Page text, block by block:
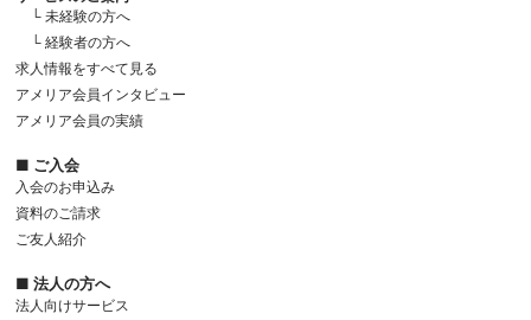
└ 未経験の方へ
└ 経験者の方へ
求人情報をすべて見る
アメリア会員インタビュー
アメリア会員の実績
■ ご入会
入会のお申込み
資料のご請求
ご友人紹介
■ 法人の方へ
法人向けサービス